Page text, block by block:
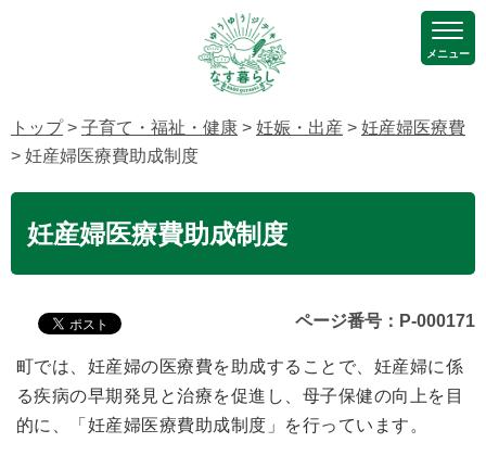
メニュー
トップ> 子育て・福祉・健康 > 妊娠・出産 > 妊産婦医療費
> 妊産婦医療費助成制度
妊産婦医療費助成制度
ページ番号：P-000171
町では、妊産婦の医療費を助成することで、妊産婦に係
る疾病の早期発見と治療を促進し、母子保健の向上を目
的に、「妊産婦医療費助成制度」を行っています。